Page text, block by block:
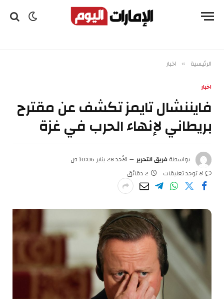
الرئيسية » اخبار
اخبار
فايننشال تايمز تكشف عن مقترح
بريطاني لإنهاء الحرب في غزة
بواسطةفريق التحرير
الأحد 28 يناير 10:06 ص
لا توجد تعليقات
2 دقائق